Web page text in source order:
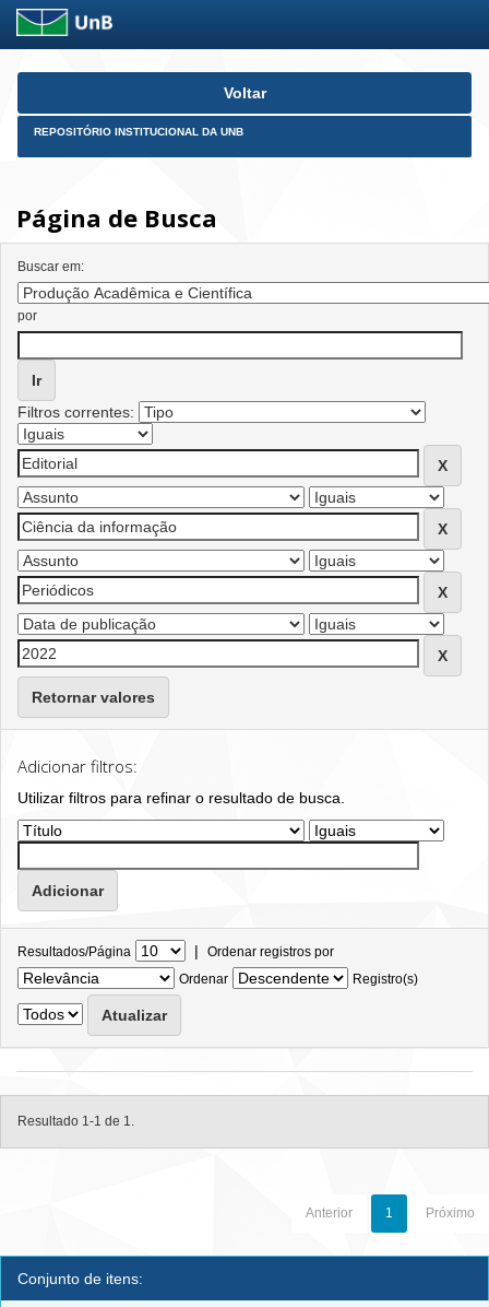
Skip
Voltar
REPOSITÓRIO INSTITUCIONAL DA UNB
Página de Busca
Buscar em:
por
Filtros correntes:
Retornar valores
Adicionar filtros:
Utilizar filtros para refinar o resultado de busca.
Resultados/Página | Ordenar registros por
Ordenar
Registro(s)
Resultado 1-1 de 1.
Anterior 1 Próximo
Conjunto de itens: